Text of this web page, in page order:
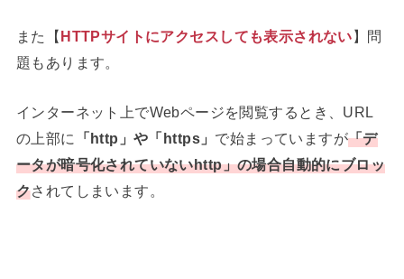
また【HTTPサイトにアクセスしても表示されない】問
題もあります。
インターネット上でWebページを閲覧するとき、URL
の上部に
「http」や「https」 で始まっていますが「デ
ータが暗号化されていないhttp」の場合自動的にブロッ
クされてしまいます。